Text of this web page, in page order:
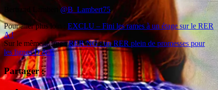
Bertrand Lambert @B_Lambert75
Pour aller plus loin : EXCLU – Fini les rames à un étage sur le RER
A !
Sur le même thème :RER NG : un RER plein de promesses pour
les lignes D & E
Partager :